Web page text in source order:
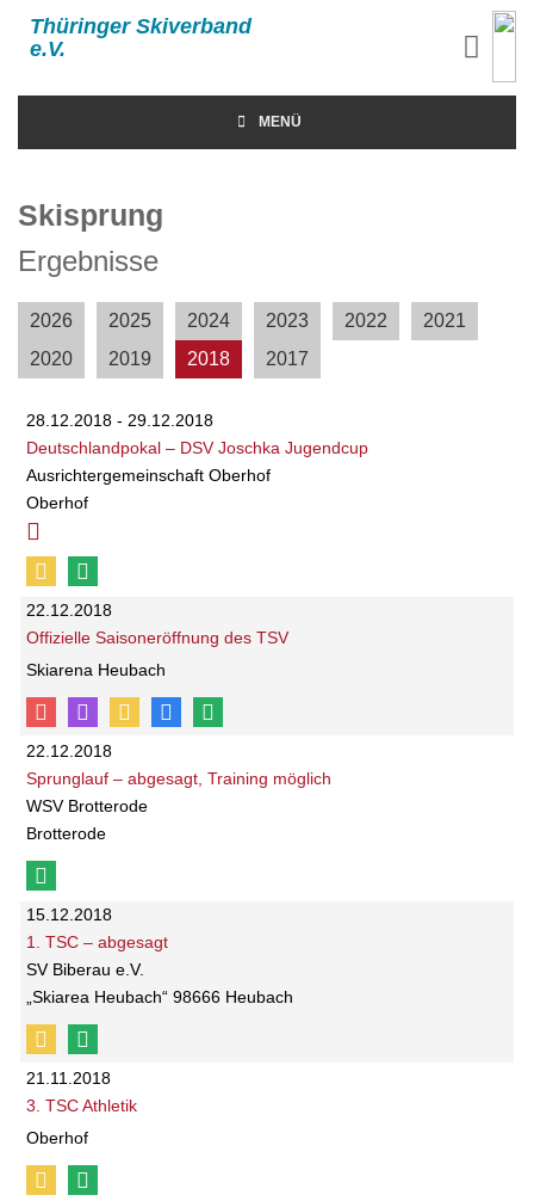
Thüringer Skiverband
e.V.
MENÜ
Skisprung
Ergebnisse
2026 2025 2024 2023 2022
2021
2020
2019 2018 2017
28.12.2018 - 29.12.2018
Deutschlandpokal – DSV Joschka Jugendcup
Ausrichtergemeinschaft Oberhof
Oberhof
22.12.2018
Offizielle Saisoneröffnung des TSV
Skiarena Heubach
22.12.2018
Sprunglauf – abgesagt, Training möglich
WSV Brotterode
Brotterode
15.12.2018
1. TSC – abgesagt
SV Biberau e.V.
„Skiarea Heubach“ 98666 Heubach
21.11.2018
3. TSC Athletik
Oberhof